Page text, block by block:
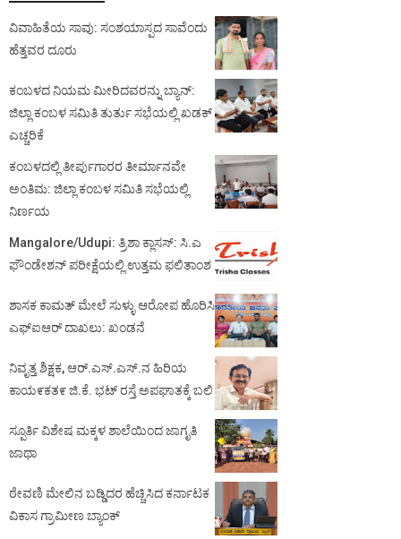
ವಿವಾಹಿತೆಯ ಸಾವು: ಸಂಶಯಾಸ್ಪದ ಸಾವೆಂದು
ಹೆತ್ತವರ ದೂರು
ಕಂಬಳದ ನಿಯಮ ಮೀರಿದವರನ್ನು ಬ್ಯಾನ್:
ಜಿಲ್ಲಾ ಕಂಬಳ ಸಮಿತಿ ತುರ್ತು ಸಭೆಯಲ್ಲಿ ಖಡಕ್
ಎಚ್ಚರಿಕೆ
ಕಂಬಳದಲ್ಲಿ ತೀರ್ಪುಗಾರರ ತೀರ್ಮಾನವೇ
ಅಂತಿಮ: ಜಿಲ್ಲಾ ಕಂಬಳ ಸಮಿತಿ ಸಭೆಯಲ್ಲಿ
ನಿರ್ಣಯ
Mangalore/Udupi: ತ್ರಿಶಾ ಕ್ಲಾಸಸ್: ಸಿ.ಎ
ಫೌಂಡೇಶನ್ ಪರೀಕ್ಷೆಯಲ್ಲಿ ಉತ್ತಮ ಫಲಿತಾಂಶ
ಶಾಸಕ ಕಾಮತ್ ಮೇಲೆ ಸುಳ್ಳು ಆರೋಪ ಹೊರಿಸಿ
ಎಫ್‌ಐಆರ್ ದಾಖಲು: ಖಂಡನೆ
ನಿವೃತ್ತ ಶಿಕ್ಷಕ, ಆರ್.ಎಸ್.ಎಸ್.ನ ಹಿರಿಯ
ಕಾಯ೯ಕತ೯ ಜಿ.ಕೆ. ಭಟ್ ರಸ್ತೆ ಅಪಘಾತಕ್ಕೆ ಬಲಿ
ಸ್ಪೂರ್ತಿ ವಿಶೇಷ ಮಕ್ಕಳ ಶಾಲೆಯಿಂದ ಜಾಗೃತಿ
ಜಾಥಾ
ಠೇವಣಿ ಮೇಲಿನ ಬಡ್ಡಿದರ ಹೆಚ್ಚಿಸಿದ ಕರ್ನಾಟಕ
ವಿಕಾಸ ಗ್ರಾಮೀಣ ಬ್ಯಾಂಕ್